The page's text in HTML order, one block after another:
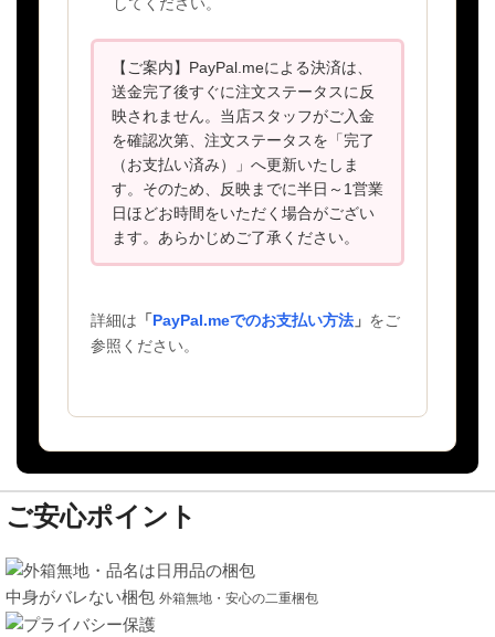
【ご案内】PayPal.meによる決済は、
送金完了後すぐに注文ステータスに反
映されません。当店スタッフがご入金
を確認次第、注文ステータスを「完了
（お支払い済み）」へ更新いたしま
す。そのため、反映までに半日～1営業
日ほどお時間をいただく場合がござい
ます。あらかじめご了承ください。
詳細は 「PayPal.meでのお支払い方法 」 をご
参照ください。
ご安心ポイント
中身がバレない梱包 外箱無地・安心の二重梱包